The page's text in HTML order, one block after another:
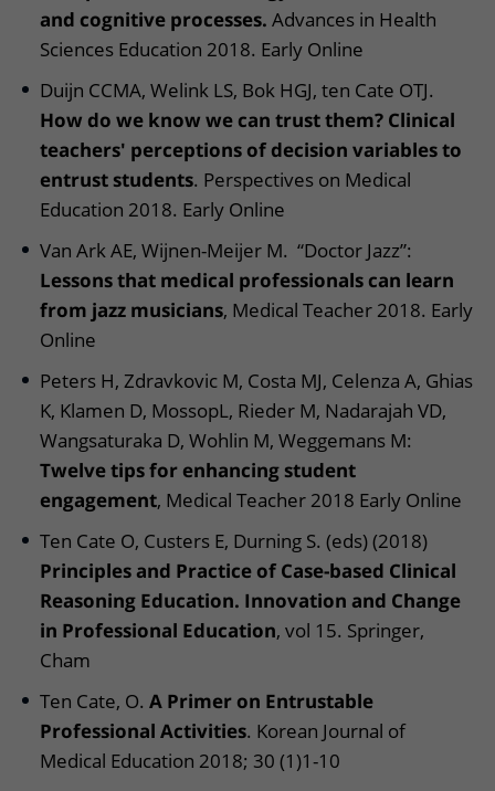
and cognitive processes. Advances in Health
Sciences Education 2018. Early Online
Duijn CCMA, Welink LS, Bok HGJ, ten Cate OTJ.
How do we know we can trust them? Clinical
teachers' perceptions of decision variables to
entrust students. Perspectives on Medical
Education 2018. Early Online
Van Ark AE, Wijnen-Meijer M. “Doctor Jazz”:
Lessons that medical professionals can learn
from jazz musicians, Medical Teacher 2018. Early
Online
Peters H, Zdravkovic M, Costa MJ, Celenza A, Ghias
K, Klamen D, MossopL, Rieder M, Nadarajah VD,
Wangsaturaka D, Wohlin M, Weggemans M:
Twelve tips for enhancing student
engagement, Medical Teacher 2018 Early Online
Ten Cate O, Custers E, Durning S. (eds) (2018)
Principles and Practice of Case-based Clinical
Reasoning Education. Innovation and Change
in Professional Education, vol 15. Springer,
Cham
Ten Cate, O. A Primer on Entrustable
Professional Activities. Korean Journal of
Medical Education 2018; 30 (1)1-10